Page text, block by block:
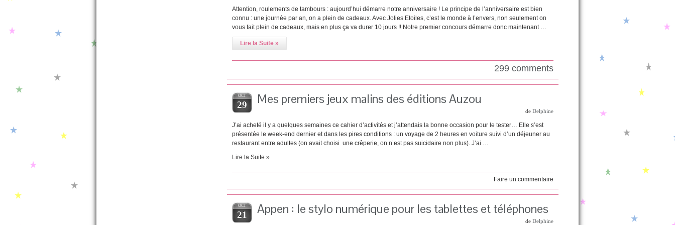
Attention, roulements de tambours : aujourd’hui démarre notre anniversaire ! Le principe de l’anniversaire est bien
connu : une journée par an, on a plein de cadeaux. Avec Jolies Etoiles, c’est le monde à l’envers, non seulement on
vous fait plein de cadeaux, mais en plus ça va durer 10 jours !! Notre premier concours démarre donc maintenant …
Lire la Suite »
299 comments
OCT
29 Mes premiers jeux malins des éditions Auzou
de Delphine
J’ai acheté il y a quelques semaines ce cahier d’activités et j’attendais la bonne occasion pour le tester… Elle s’est
présentée le week-end dernier et dans les pires conditions : un voyage de 2 heures en voiture suivi d’un déjeuner au
restaurant entre adultes (on avait choisi une crêperie, on n’est pas suicidaire non plus). J’ai …
Lire la Suite »
Faire un commentaire
OCT
21 Appen : le stylo numérique pour les tablettes et téléphones
de Delphine